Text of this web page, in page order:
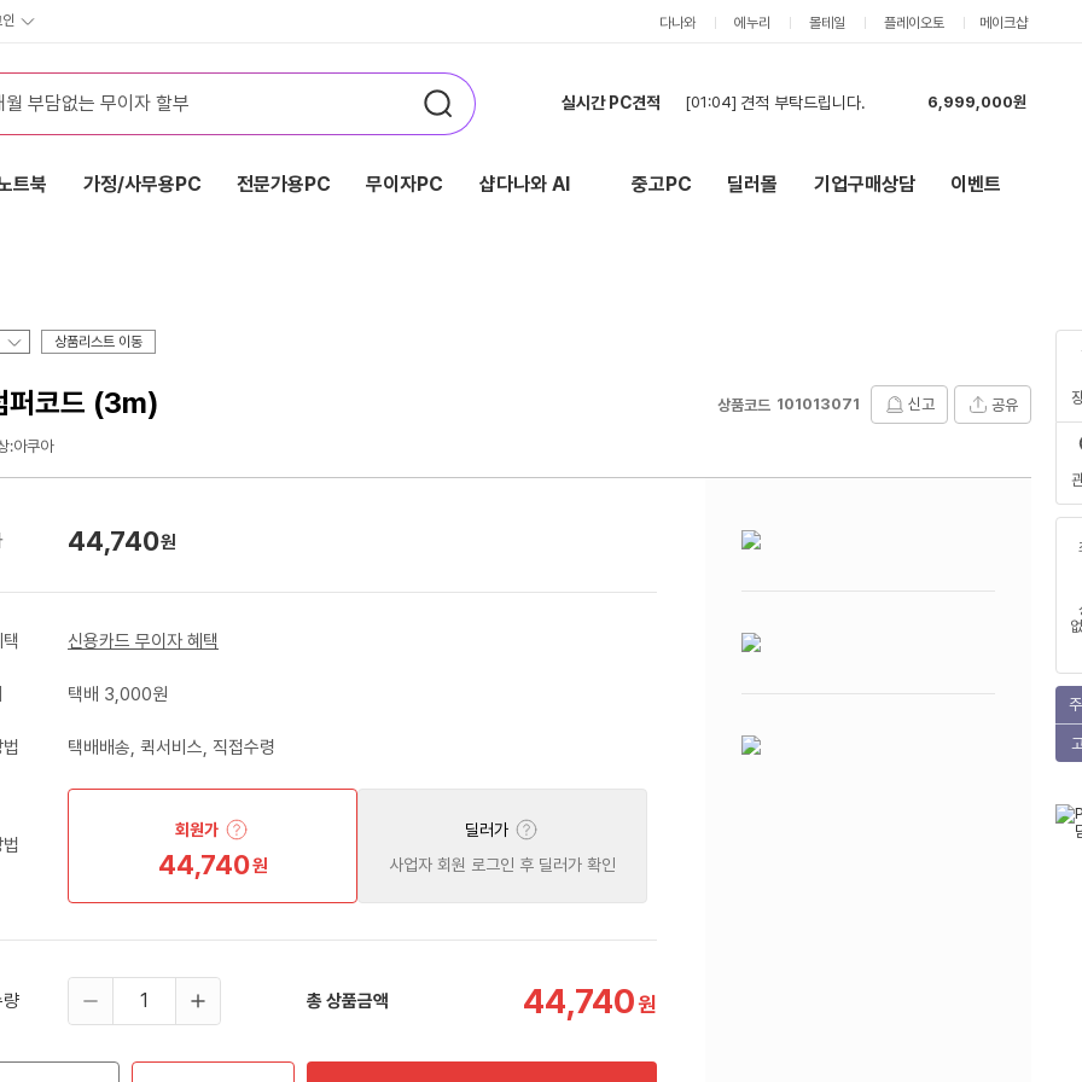
다나와 에누리 몰테일 플레이오토 메이크샵
실시간 PC견적 [00:18]
15,688,000원
[20:31]
2,189,000원
6,999,000원
트북 가정/사무용PC 전문가용PC 무이자PC 샵다나와 AI 중고PC 딜러몰 기업구매상담 이벤트
상품리스트 이동
퍼코드 (3m) 상품코드 101013071 신고 공유
:아쿠아
44,740원
신용카드 무이자 혜택
택배 3,000원
택배배송, 퀵서비스, 직접수령
회원가
44,740원
딜러가
사업자 회원 로그인 후 딜러가 확인
량 총 상품금액 44,740원